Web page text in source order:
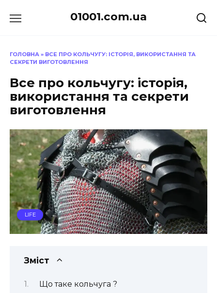
до
01001.com.ua
ГОЛОВНА » ВСЕ ПРО КОЛЬЧУГУ: ІСТОРІЯ, ВИКОРИСТАННЯ ТА
СЕКРЕТИ ВИГОТОВЛЕННЯ
Все про кольчугу: історія,
використання та секрети
виготовлення
LIFE
Зміст
Що таке кольчуга ️?